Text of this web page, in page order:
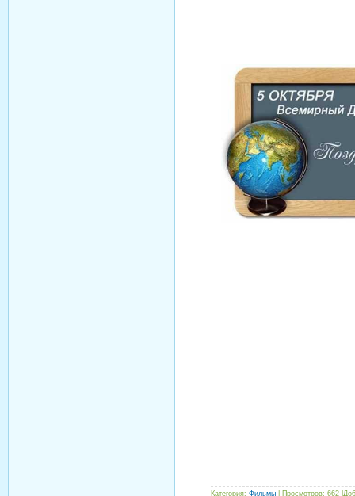
Категория: Фильмы | Просмотров: 662